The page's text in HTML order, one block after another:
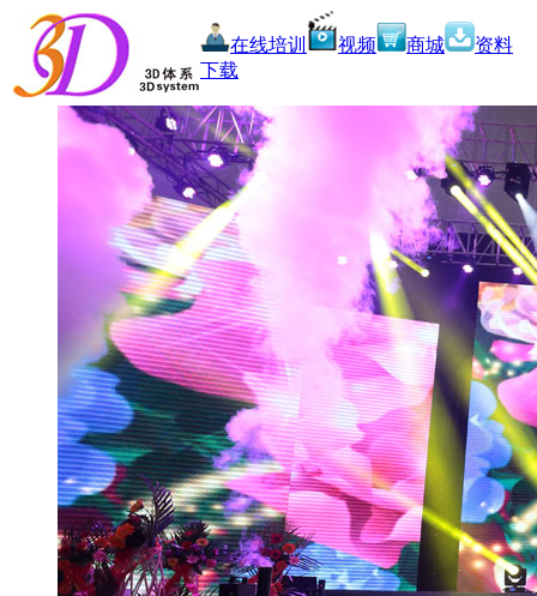
在线培训 视频 商城
资料
下载